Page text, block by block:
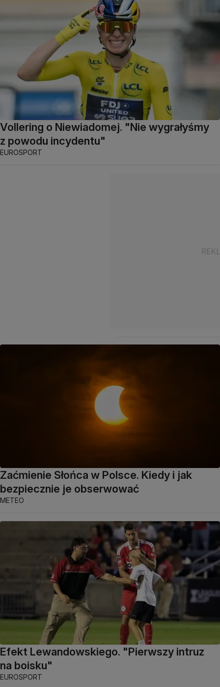
Vollering o Niewiadomej. "Nie wygrałyśmy
z powodu incydentu"
EUROSPORT
Zaćmienie Słońca w Polsce. Kiedy i jak
bezpiecznie je obserwować
METEO
Efekt Lewandowskiego. "Pierwszy intruz
na boisku"
EUROSPORT